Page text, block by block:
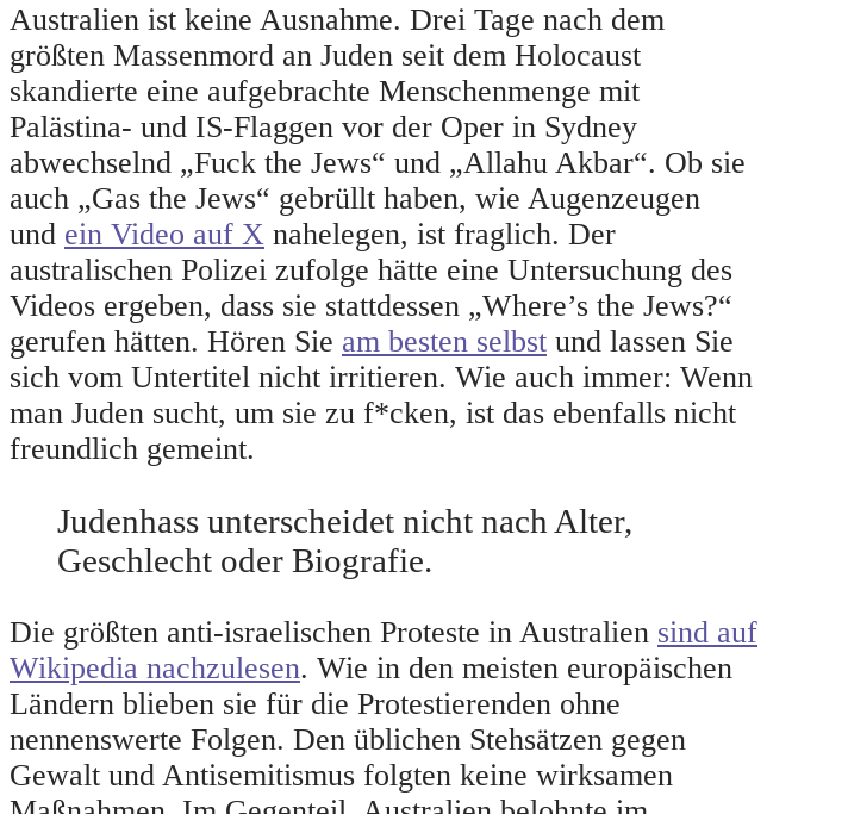
Australien ist keine Ausnahme. Drei Tage nach dem
größten Massenmord an Juden seit dem Holocaust
skandierte eine aufgebrachte Menschenmenge mit
Palästina- und IS-Flaggen vor der Oper in Sydney
abwechselnd „Fuck the Jews“ und „Allahu Akbar“. Ob sie
auch „Gas the Jews“ gebrüllt haben, wie Augenzeugen
und ein Video auf X nahelegen, ist fraglich. Der
australischen Polizei zufolge hätte eine Untersuchung des
Videos ergeben, dass sie stattdessen „Where’s the Jews?“
gerufen hätten. Hören Sie am besten selbst und lassen Sie
sich vom Untertitel nicht irritieren. Wie auch immer: Wenn
man Juden sucht, um sie zu f*cken, ist das ebenfalls nicht
freundlich gemeint.
Judenhass unterscheidet nicht nach Alter,
Geschlecht oder Biografie.
Die größten anti-israelischen Proteste in Australien sind auf
Wikipedia nachzulesen. Wie in den meisten europäischen
Ländern blieben sie für die Protestierenden ohne
nennenswerte Folgen. Den üblichen Stehsätzen gegen
Gewalt und Antisemitismus folgten keine wirksamen